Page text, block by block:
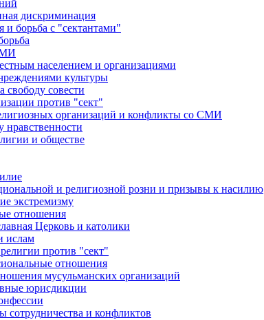
дискриминация
борьба с "сектантами"
населением и организациями
культуры
свободу совести
против "сект"
организаций и конфликты со СМИ
и обществе
и религиозной розни и призывы к насилию
экстремизму
отношения
Церковь и католики
ислам
против "сект"
отношения
мусульманских организаций
юрисдикции
сотрудничества и конфликтов